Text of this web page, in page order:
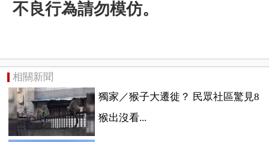
不良行為請勿模仿。
相關新聞
獨家／猴子大遷徙？ 民眾社區驚見8
猴出沒看...